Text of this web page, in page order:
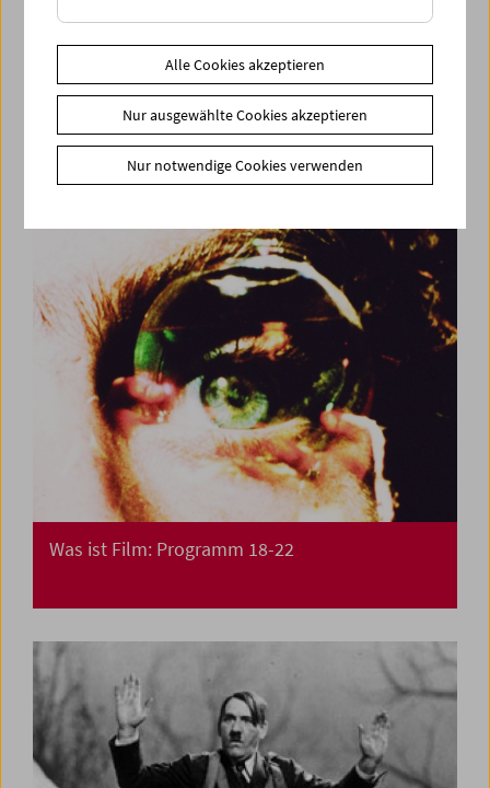
Premiere: "Il giovane favoloso" von Mario
Martone
Was ist Film: Programm 18-22
Alle Cookies akzeptieren
Nur ausgewählte Cookies akzeptieren
Nur notwendige Cookies verwenden